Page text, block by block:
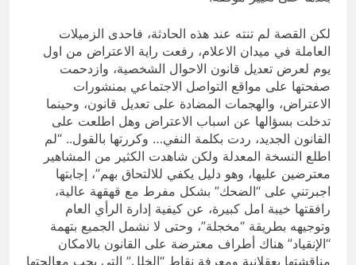
لكن القصة لم تنته عند هذه الحادثة، فاحدى الزميلات
العاملة في ميدان الاعلام، رفعت راية الاعتراض من اول
يوم لعرض تعديل قانون الاحوال الشخصية، وازدحمت
صفحتها على مواقع التواصل الاجتماعي بمنشورات
الاعتراض، والهجمات المضادة على تعديل قانون، وحينما
تدخلت بسؤالها عن اسباب الاعتراض وهل اطلعت على
القانون الجديد، ردت بكلمة النفي… وكررتها بالقول.. “لم
اطلع النسخة المعدلة ولكن شاهدت الكثير من المشاهير
معترضين عليها، وهو دليل يكفي للالتحاق بهم”، إجابتها
اجبرتني على “الضحك” بشكل مفرط مع قهقهة عالية،
رافقتها خيبة امل كبيرة، عن كيفية إدارة الرأي العام
وتوجيهه بطريقة “مخجلة”، وحتى لا نشمل الجميع بتهمة
“الإنقياد” هناك أطراف معترضة على القانون بالامكان
مناقشتها بعقلانية ومعرفة نقاط “الخلل” التي يجب معالجتها